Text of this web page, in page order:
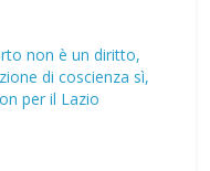
non è un diritto,
di coscienza sì,
per il Lazio